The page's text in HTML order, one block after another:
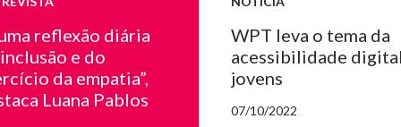
reflexão diária
e do
da empatia”,
Luana Pablos
WPT leva o tema da
acessibilidade
jovens
07/10/2022